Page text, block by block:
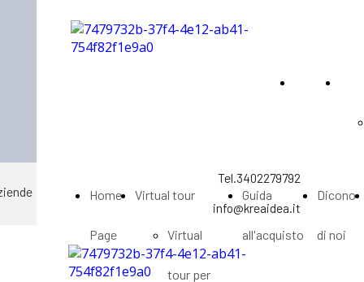
Home
Home
Page
Virtual tour
Virtual
tour per
Guida
all'acquisto
Dicono
di noi
Tel.3402279792
info@kreaidea.it